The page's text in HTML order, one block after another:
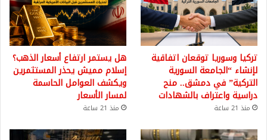
تركيا وسوريا توقعان اتفاقية
لإنشاء “الجامعة السورية
التركية” في دمشق.. منح
دراسية واعتراف بالشهادات
منذ 21 ساعة
هل يستمر ارتفاع أسعار الذهب؟
إسلام مميش يحذر المستثمرين
ويكشف العوامل الحاسمة
لمسار الأسعار
منذ 21 ساعة